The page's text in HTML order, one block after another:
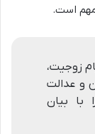
است.
زوجیت،
و عدالت
با بیان